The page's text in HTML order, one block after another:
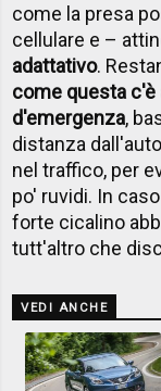
come la presa
cellulare e –
adattativo.
come questa c'è
d'emergenza,
distanza
nel traffico, per
po' ruvidi. In
forte cicalino
tutt'altro che
VEDI ANCHE